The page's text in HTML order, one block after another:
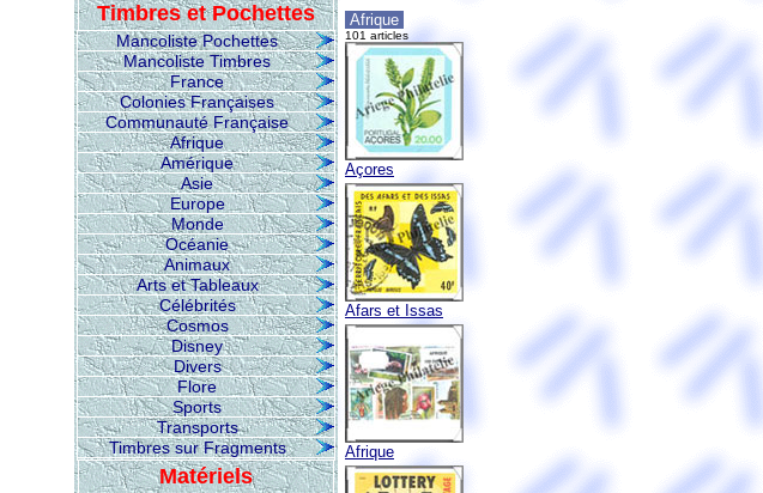
Timbres et Pochettes
Mancoliste Pochettes
Mancoliste Timbres
France
Colonies Françaises
Communauté Française
Afrique
Amérique
Asie
Europe
Monde
Océanie
Animaux
Arts et Tableaux
Célébrités
Cosmos
Disney
Divers
Flore
Sports
Transports
Timbres sur Fragments
Matériels
Afrique
101 articles
Açores
Afars et Issas
Afrique